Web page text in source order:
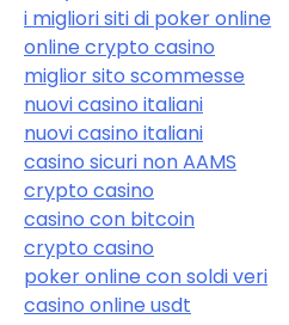
i migliori siti di poker online
online crypto casino
miglior sito scommesse
nuovi casino italiani
nuovi casino italiani
casino sicuri non AAMS
crypto casino
casino con bitcoin
crypto casino
poker online con soldi veri
casino online usdt